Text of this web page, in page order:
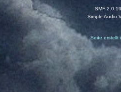
SMF 2.0.19
Simple Audio
Seite erstellt